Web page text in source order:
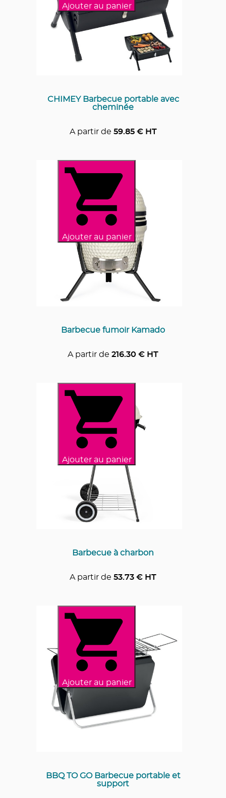
Ajouter au panier
CHIMEY Barbecue portable avec
cheminée
A partir de 59.85€ HT
Ajouter au panier
Barbecue fumoir Kamado
A partir de 216.30 € HT
Ajouter au panier
Barbecue à charbon
A partir de 53.73 € HT
Ajouter au panier
BBQ TO GO Barbecue portable et
support